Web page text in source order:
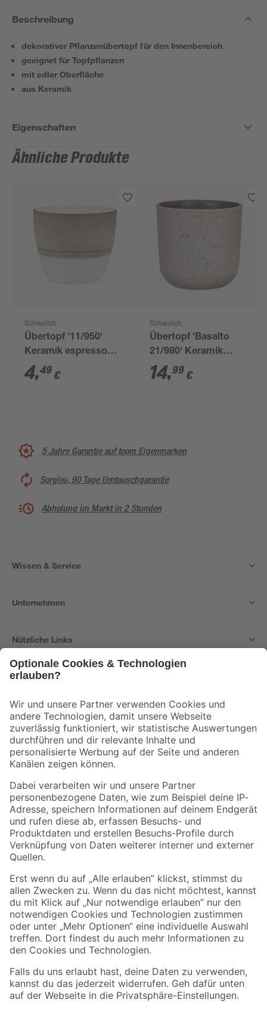
Beschreibung
dekorativer Pflanzenübertopf für den Innenbereich
geeignet für Topfpflanzen
mit edler Oberfläche
aus Keramik
Eigenschaften
Ähnliche Produkte
Scheurich
Übertopf '11/950'
Keramik espresso
cream Ø 11 x 9,5 cm
4,49 €
Scheurich
Übertopf 'Basalto
21/980' Keramik
betongrau Ø 20,2 x
18,3 cm
14,99 €
5 Jahre Garantie auf toom Eigenmarken
Sorglos, 90 Tage Umtauschgarantie
Abholung im Markt in 2 Stunden
Wissen & Service
Unternehmen
Nützliche Links
Der toom Newsletter: Keine Angebote und Aktionen mehr verpassen!
Zur Newsletter Anmeldung
Folge uns
Zahlungsarten Versandarten
Sicher einkaufen
Jetzt die toom-App herunterladen
Alle Preisangaben in EUR inkl. gesetzl. MwSt.. Die dargestellten Angebote sind unter
Umständen nicht in allen Märkten verfügbar. Die angegebenen Verfügbarkeiten beziehen